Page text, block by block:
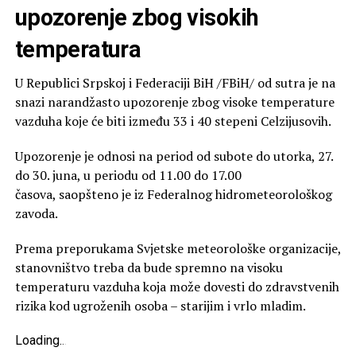
upozorenje zbog visokih
temperatura
U Republici Srpskoj i Federaciji BiH /FBiH/ od sutra je na
snazi narandžasto upozorenje zbog visoke temperature
vazduha koje će biti između 33 i 40 stepeni Celzijusovih.
Upozorenje je odnosi na period od subote do utorka, 27.
do 30. juna, u periodu od 11.00 do 17.00
časova, saopšteno je iz Federalnog hidrometeorološkog
zavoda.
Prema preporukama Svjetske meteorološke organizacije,
stanovništvo treba da bude spremno na visoku
temperaturu vazduha koja može dovesti do zdravstvenih
rizika kod ugroženih osoba – starijim i vrlo mladim.
Loading..